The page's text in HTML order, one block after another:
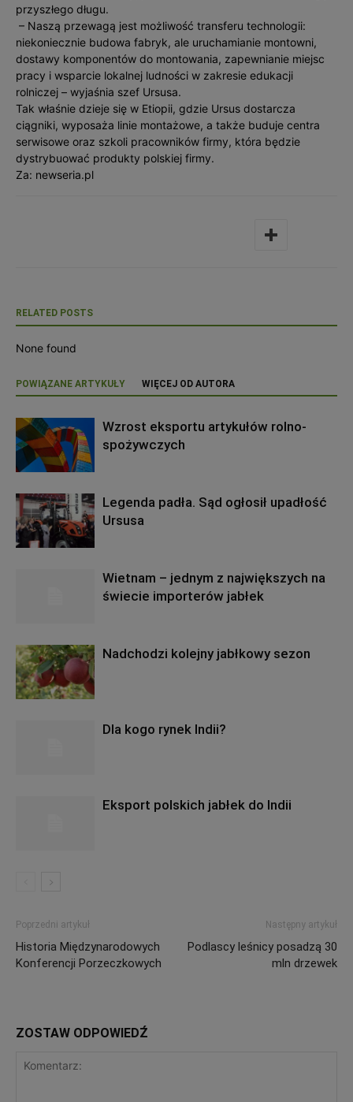
przyszłego długu.
– Naszą przewagą jest możliwość transferu technologii:
niekoniecznie budowa fabryk, ale uruchamianie montowni,
dostawy komponentów do montowania, zapewnianie miejsc
pracy i wsparcie lokalnej ludności w zakresie edukacji
rolniczej – wyjaśnia szef Ursusa.
Tak właśnie dzieje się w Etiopii, gdzie Ursus dostarcza
ciągniki, wyposaża linie montażowe, a także buduje centra
serwisowe oraz szkoli pracowników firmy, która będzie
dystrybuować produkty polskiej firmy.
Za: newseria.pl
RELATED POSTS
None found
POWIĄZANE ARTYKUŁY WIĘCEJ OD AUTORA
Wzrost eksportu artykułów rolno-
spożywczych
Legenda padła. Sąd ogłosił upadłość
Ursusa
Wietnam – jednym z największych na
świecie importerów jabłek
Nadchodzi kolejny jabłkowy sezon
Dla kogo rynek Indii?
Eksport polskich jabłek do Indii
Poprzedni artykuł
Historia Międzynarodowych
Konferencji Porzeczkowych
Następny artykuł
Podlascy leśnicy posadzą 30
mln drzewek
ZOSTAW ODPOWIEDŹ